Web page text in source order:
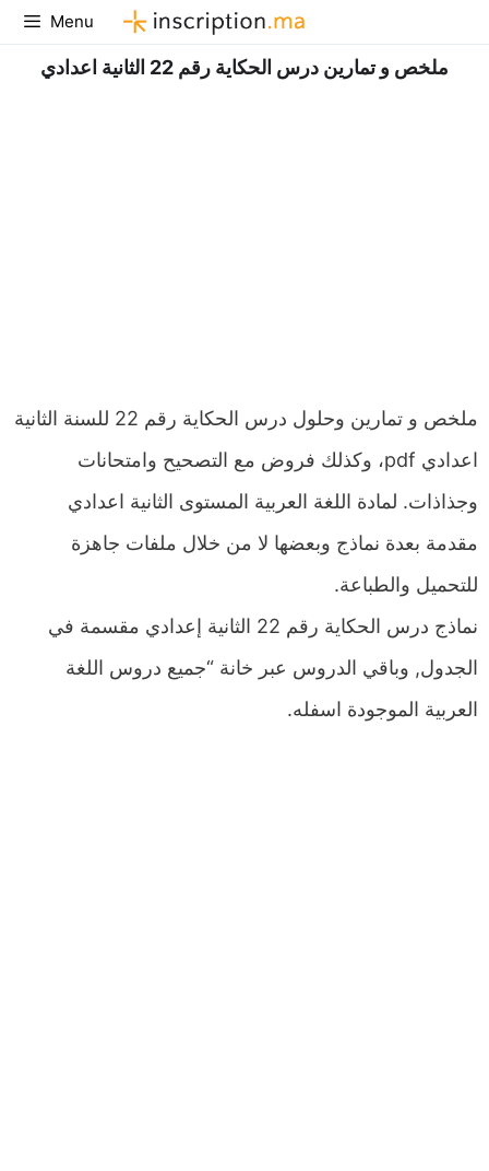
Aller
au
contenu
Menu
ملخص و تمارين درس الحكاية رقم 22 الثانية اعدادي
ملخص و تمارين وحلول درس الحكاية رقم 22 للسنة الثانية
اعدادي pdf، وكذلك فروض مع التصحيح وامتحانات
وجذاذات. لمادة اللغة العربية المستوى الثانية اعدادي
مقدمة بعدة نماذج وبعضها لا من خلال ملفات جاهزة
للتحميل والطباعة.
نماذج درس الحكاية رقم 22 الثانية إعدادي مقسمة في
الجدول, وباقي الدروس عبر خانة “جميع دروس اللغة
العربية الموجودة اسفله.